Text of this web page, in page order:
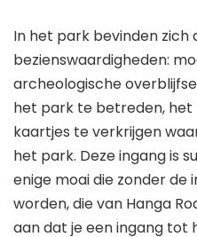
In het park bevinden zich
bezienswaardigheden:
archeologische
het park te betreden, het
kaartjes te verkrijgen
het park. Deze ingang is
enige moai die zonder de
worden, die van Hanga
aan dat je een ingang tot